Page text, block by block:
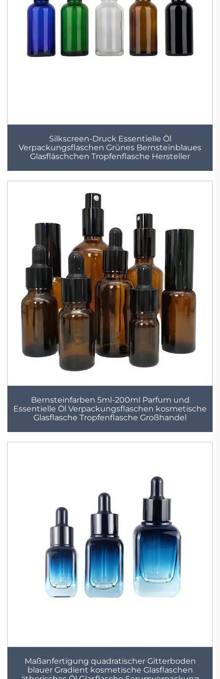
Silkscreen-Druck Essentielle Öl
Verpackungsflaschen Grünes Bernsteinblaues
Glasfläschchen Tropfenflasche Hersteller
Bernsteinfarben 5ml-200ml Parfum und
Essentielle Öl Verpackungsflaschen kosmetische
Glasflasche Tropfenflasche Großhandel
Maßanfertigung quadratischer Gitterboden
blauer Gradient kosmetische Glasflaschen